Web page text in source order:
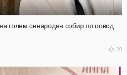
голем сенароден собир по повод
20